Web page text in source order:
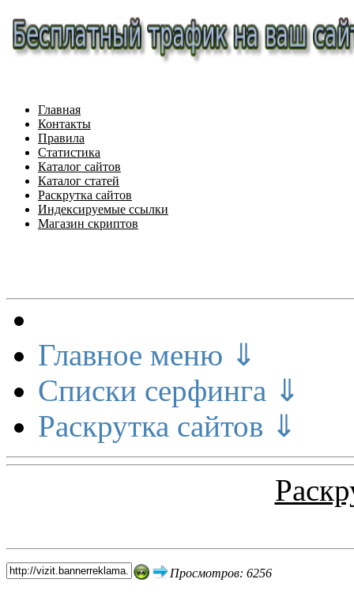
Главная
Контакты
Правила
Статистика
Каталог сайтов
Каталог статей
Раскрутка сайтов
Индексируемые ссылки
Магазин скриптов
Главное меню ⇓
Списки серфинга ⇓
Раскрутка сайтов ⇓
Просмотров: 6256